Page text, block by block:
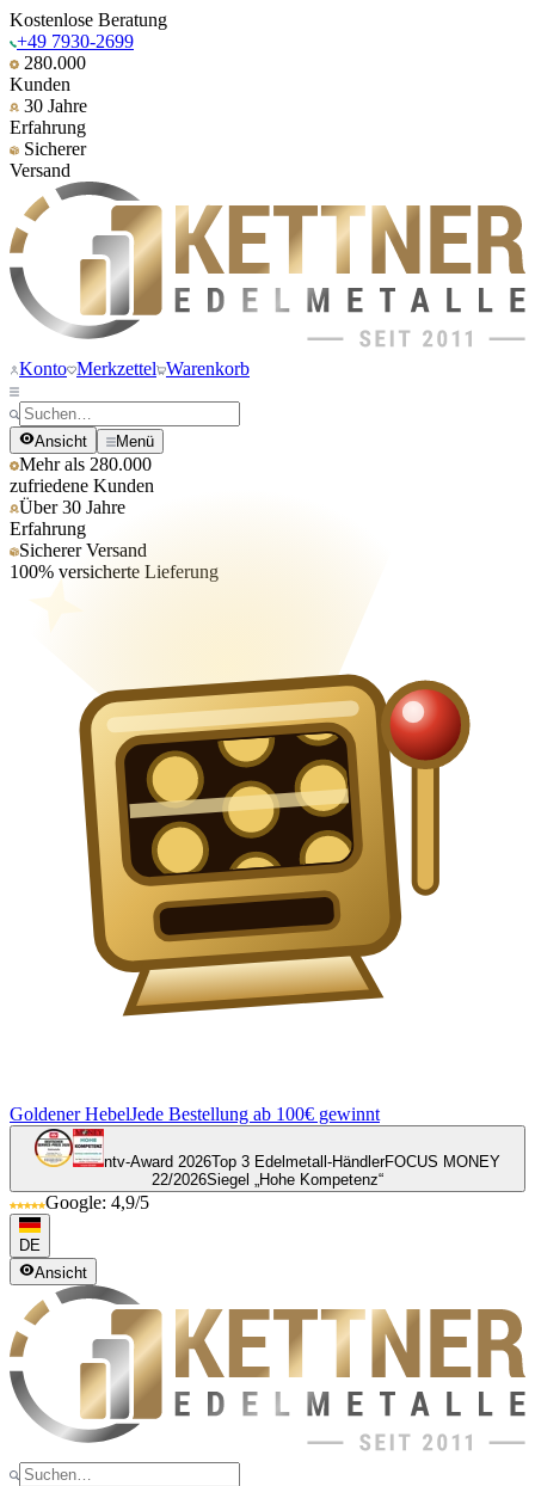
Kostenlose Beratung
+49 7930-2699
280.000
Kunden
30 Jahre
Erfahrung
Sicherer
Versand
Konto Merkzettel Warenkorb
Ansicht Menü
Mehr als 280.000
zufriedene Kunden
Über 30 Jahre
Erfahrung
Sicherer Versand
100% versicherte Lieferung
Goldener HebelJede Bestellung ab 100€ gewinnt
ntv-Award 2026Top 3 Edelmetall-HändlerFOCUS MONEY
22/2026Siegel „Hohe Kompetenz“
Google: 4,9/5
DE
Ansicht